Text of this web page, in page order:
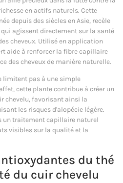
en actifs naturels. Cette
depuis des siècles en Asie, recèle
agissent directement sur la santé
cheveux. Utilisé en application
aide à renforcer la fibre capillaire
des cheveux de manière naturelle.
limitent pas à une simple
cette plante contribue à créer un
chevelu, favorisant ainsi la
les risques d'alopécie légère.
un traitement capillaire naturel
visibles sur la qualité et la
du thé
du cuir chevelu